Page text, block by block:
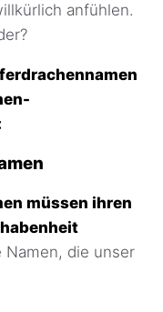
anfühlen.
müssen ihren
Namen, die unser